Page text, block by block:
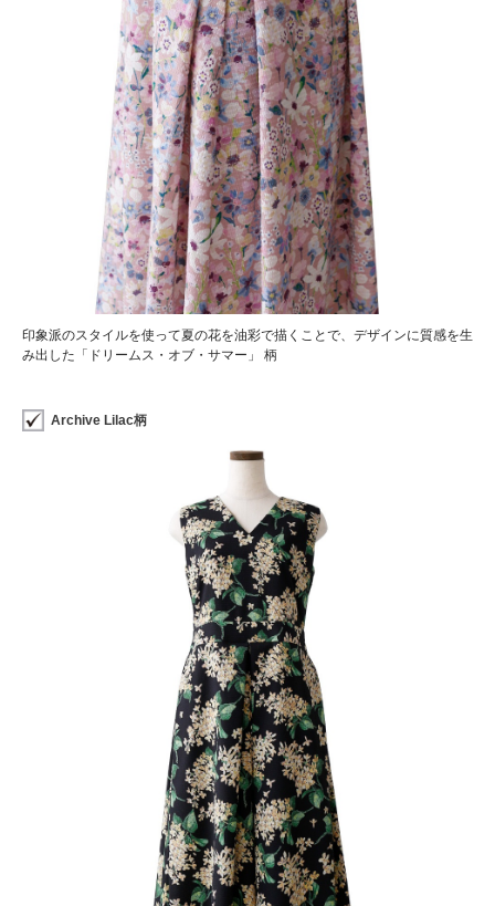
印象派のスタイルを使って夏の花を油彩で描くことで、デザインに質感を生
み出した「ドリームス・オブ・サマー」 柄
Archive Lilac柄